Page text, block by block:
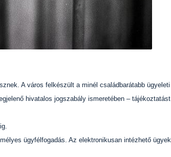
A város felkészült a minél családbarátabb ügyeleti
hivatalos jogszabály ismeretében – tájékoztatást
ügyfélfogadás. Az elektronikusan intézhető ügyek